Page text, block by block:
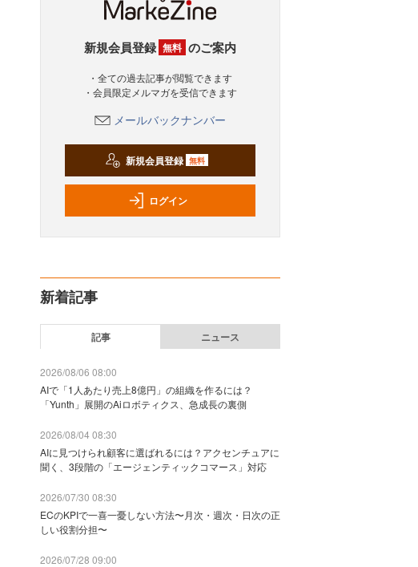
新規会員登録 無料 のご案内
・全ての過去記事が閲覧できます
・会員限定メルマガを受信できます
メールバックナンバー
新規会員登録 無料
ログイン
新着記事
記事 ニュース
2026/08/06 08:00
AIで「1人あたり売上8億円」の組織を作るには？
「Yunth」展開のAiロボティクス、急成長の裏側
2026/08/04 08:30
AIに見つけられ顧客に選ばれるには？アクセンチュアに
聞く、3段階の「エージェンティックコマース」対応
2026/07/30 08:30
ECのKPIで一喜一憂しない方法〜月次・週次・日次の正
しい役割分担〜
2026/07/28 09:00